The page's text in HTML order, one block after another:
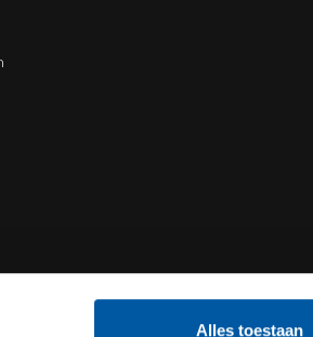
Alles toestaan